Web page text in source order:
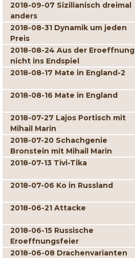
2018-09-07 Sizilianisch dreimal
anders
2018-08-31 Dynamik um jeden
Preis
2018-08-24 Aus der Eroeffnung
nicht ins Endspiel
2018-08-17 Mate in England-2
2018-08-16 Mate in England
2018-07-27 Lajos Portisch mit
Mihail Marin
2018-07-20 Schachgenie
Bronstein mit Mihail Marin
2018-07-13 Tivi-Tika
2018-07-06 Ko in Russland
2018-06-21 Attacke
2018-06-15 Russische
Eroeffnungsfeier
2018-06-08 Drachenvarianten